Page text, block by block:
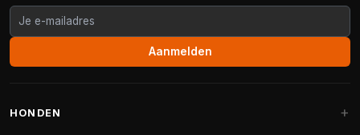
Aanmelden
HONDEN